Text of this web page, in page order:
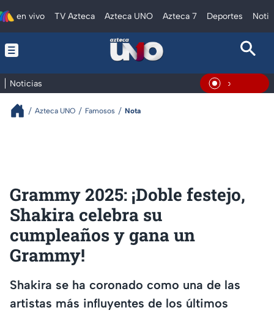
en vivo TV Azteca Azteca UNO Azteca 7 Deportes
Noticias En Vivo
Azteca UNO Famosos Nota
Grammy 2025: ¡Doble festejo,
Shakira celebra su
cumpleaños y gana un
Grammy!
Shakira se ha coronado como una de las
artistas más influyentes de los últimos